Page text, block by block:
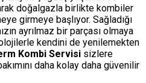
doğalgazla birlikte kombiler
girmeye başlıyor. Sağladığı
ayrılmaz bir parçası olmaya
kendini de yenilemekten
Kombi Servisi sizlere
daha kolay daha güvenilir